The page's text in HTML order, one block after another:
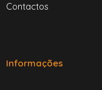
Contactos
Informações